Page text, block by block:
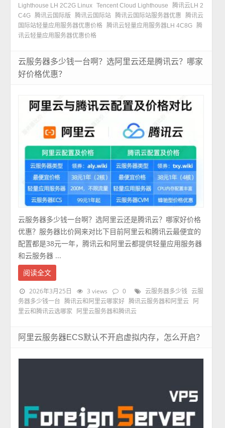
Lighthouse LH 2C2G Linux Tencent Cloud Lighthouse
腾讯云LH 2
C4G 腾讯云国际版 腾讯云国际站 腾讯云国际站服务器优惠
腾讯云
国际站轻量应用服务器优惠价格 腾讯云轻量应用服务器LH 4C8G 腾
讯云轻量应用服务器优惠价格
云服务器多少钱一台啊？选阿里云还是腾讯云？哪家
好价格优惠？
云服务器多少钱一台啊？选阿里云还是腾讯云？哪家好价格
优惠？服务器比价网来对比下目前阿里云和腾讯云最便宜的
配置都是38元一年，腾讯云和阿里云都提供轻量应用服务器
和云服务器 ...
阅读全文
2026年3月25日 3 views 0 云服务器多少钱
云服
务器多少钱一台
腾讯云和阿里云哪家好 腾讯云服务器和阿里云
阿
里云和腾讯云选哪家
阿里云服务器和腾讯云
阿里云服务器ECS默认不开启虚拟内存，怎么开启？